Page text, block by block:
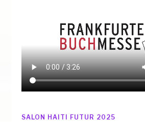
SALON HAITI FUTUR 2025